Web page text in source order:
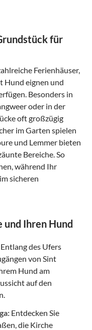
für
Ferienhäuser,
Hund eignen und
Besonders in
oder in der
oft großzügig
im Garten spielen
und Lemmer bieten
Bereiche. So
während Ihr
sicheren
und Ihren Hund
Entlang des Ufers
von Sint
Hund am
auf den
Entdecken Sie
die Kirche